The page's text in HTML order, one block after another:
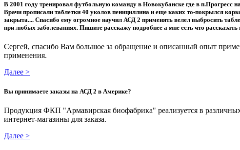
В 2001 году тренировал футбольную команду в Новокубанске где в п.Прогресс
Врачи прописали таблетки 40 уколов пенициллина и еще каких то-покрылся
закрыта.... Спасибо ему огромное научил АСД 2 применять велел выбросить
при любых заболеваниях. Пишите расскажу подробнее а мне есть что
Сергей, спасибо Вам большое за обращение и описанный опыт
применения.
Далее >
Вы принимаете заказы на АСД 2 в Америке?
Продукция ФКП "Армавирская биофабрика" реализуется в
интернет-магазины для заказа.
Далее >